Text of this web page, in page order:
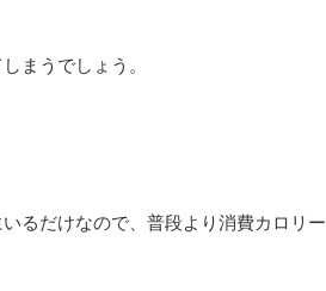
まうでしょう。
るだけなので、普段より消費カロリー